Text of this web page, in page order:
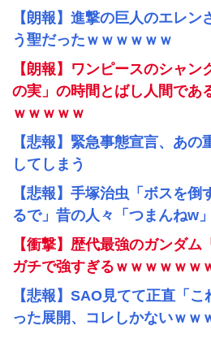
【朗報】進撃の巨人のエレ
う聖だったｗｗｗｗｗｗ
【朗報】ワンピースのシャ
の実」の時間とばし人間であ
ｗｗｗｗｗ
【悲報】緊急事態宣言、あの
してしまう
【悲報】手塚治虫「ボスを
るで」昔の人々「つまんねw
【衝撃】歴代最強のガンダム
ガチで強すぎるｗｗｗｗｗｗ
【悲報】SAO見てて正直「
った展開、コレしかないｗｗ